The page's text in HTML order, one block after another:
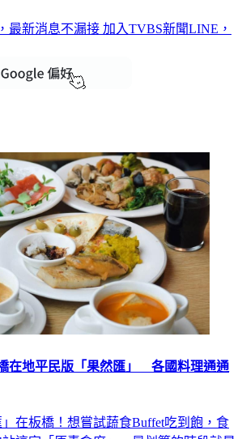
最新消息不漏接 加入TVBS新聞LINE，
在地平民版「果然匯」 各國料理通通
在板橋！想嘗試蔬食Buffet吃到飽，食